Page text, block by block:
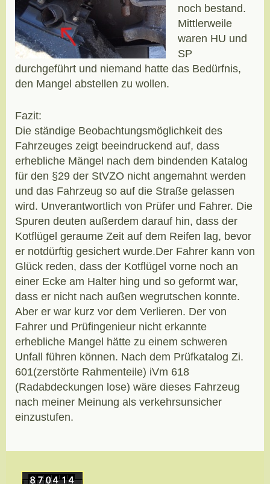
noch bestand.
Mittlerweile
waren HU und
SP
durchgeführt und niemand hatte das Bedürfnis,
den Mangel abstellen zu wollen.
Fazit:
Die ständige Beobachtungsmöglichkeit des
Fahrzeuges zeigt beeindruckend auf, dass
erhebliche Mängel nach dem bindenden Katalog
für den §29 der StVZO nicht angemahnt werden
und das Fahrzeug so auf die Straße gelassen
wird. Unverantwortlich von Prüfer und Fahrer. Die
Spuren deuten außerdem darauf hin, dass der
Kotflügel geraume Zeit auf dem Reifen lag, bevor
er notdürftig gesichert wurde.Der Fahrer kann von
Glück reden, dass der Kotflügel vorne noch an
einer Ecke am Halter hing und so geformt war,
dass er nicht nach außen wegrutschen konnte.
Aber er war kurz vor dem Verlieren. Der von
Fahrer und Prüfingenieur nicht erkannte
erhebliche Mangel hätte zu einem schweren
Unfall führen können. Nach dem Prüfkatalog Zi.
601(zerstörte Rahmenteile) iVm 618
(Radabdeckungen lose) wäre dieses Fahrzeug
nach meiner Meinung als verkehrsunsicher
einzustufen.